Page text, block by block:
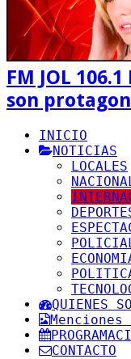
FM JOL
son
INICIO
NOTICIAS
LOCALES
QUIENES
CONTACTO